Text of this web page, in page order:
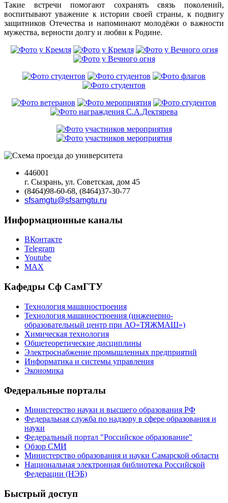
Такие встречи помогают сохранять связь поколений,
воспитывают уважение к истории своей страны, к подвигу
защитников Отечества и напоминают молодёжи о важности
мужества, верности долгу и любви к Родине.
446001
г. Сызрань, ул. Советская, дом 45
(8464)98-60-68, (8464)37-30-77
sfsamgtu@sfsamgtu.ru
Информационные каналы
ВКонтакте
Telegram
Youtube
MAX
Кафедры Сф СамГТУ
Технология машиностроения
Технология машиностроения (инженерно-
образовательный центр при АО«ТЯЖМАШ»)
Химическая технология
Общетеоретические дисциплины
Электроснабжение промышленных предприятий
Информатика и системы управления
Экономика
Федеральные порталы
Министерство науки и высшего образования РФ
Федеральная служба по надзору в сфере образования и
науки
Федеральный портал "Российское образование"
Обзор СМИ
Министерство образования и науки Самарской области
Национальная электронная библиотека Российской
Федерации (НЭБ)
Быстрый доступ